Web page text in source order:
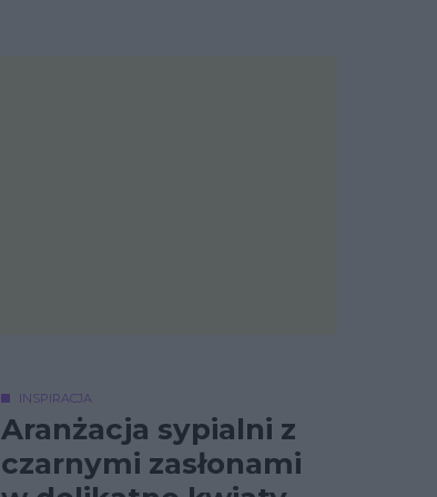
INSPIRACJA
Aranżacja sypialni z
czarnymi zasłonami